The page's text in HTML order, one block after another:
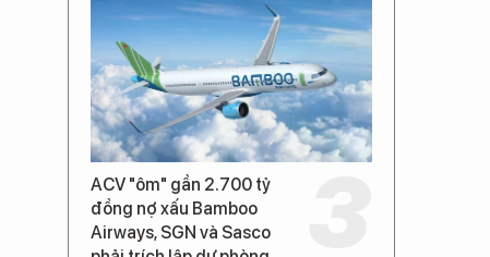
ACV "ôm" gần 2.700 tỷ
đồng nợ xấu Bamboo
Airways, SGN và Sasco